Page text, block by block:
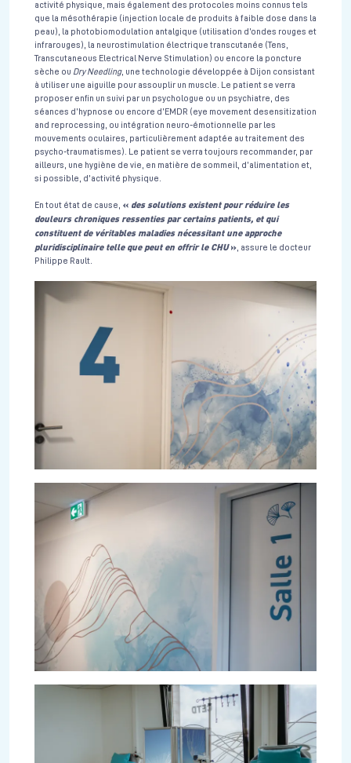
activité physique, mais également des protocoles moins connus tels
que la mésothérapie (injection locale de produits à faible dose dans la
peau), la photobiomodulation antalgique (utilisation d’ondes rouges et
infrarouges), la neurostimulation électrique transcutanée (Tens,
Transcutaneous Electrical Nerve Stimulation) ou encore la poncture
sèche ou Dry Needling, une technologie développée à Dijon consistant
à utiliser une aiguille pour assouplir un muscle. Le patient se verra
proposer enfin un suivi par un psychologue ou un psychiatre, des
séances d’hypnose ou encore d’EMDR (eye movement desensitization
and reprocessing, ou intégration neuro-émotionnelle par les
mouvements oculaires, particulièrement adaptée au traitement des
psycho-traumatismes). Le patient se verra toujours recommander, par
ailleurs, une hygiène de vie, en matière de sommeil, d’alimentation et,
si possible, d’activité physique.
En tout état de cause, « des solutions existent pour réduire les
douleurs chroniques ressenties par certains patients, et qui
constituent de véritables maladies nécessitant une approche
pluridisciplinaire telle que peut en offrir le CHU» , assure le docteur
Philippe Rault.